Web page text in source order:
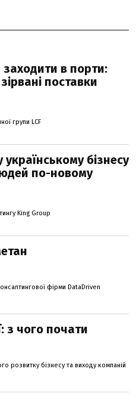
в порти:
поставки
групи LCF
бізнесу
по-новому
King Group
фірми DataDriven
з чого почати
розвитку бізнесу та виходу компаній